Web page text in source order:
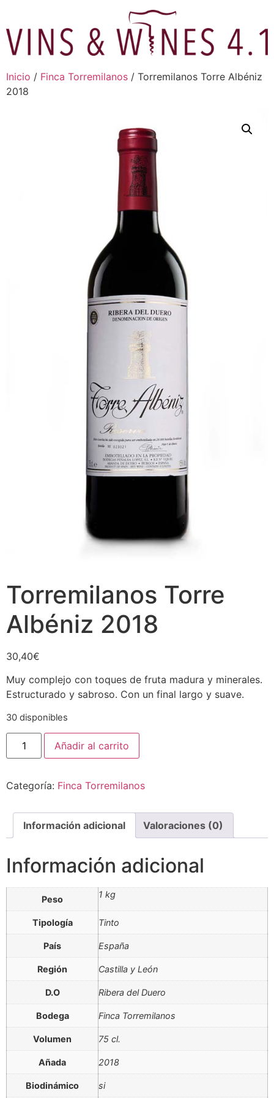
contenido
Inicio / Finca Torremilanos / Torremilanos Torre Albéniz
2018
Torremilanos Torre
Albéniz 2018
30,40€
Muy complejo con toques de fruta madura y minerales.
Estructurado y sabroso. Con un final largo y suave.
30 disponibles
Torremilanos
Torre
Albéniz
Añadir al carrito
Categoría: Finca Torremilanos
Información adicional Valoraciones (0)
Información adicional
Peso 1 kg
Tipología Tinto
País España
Región Castilla y León
D.O Ribera del Duero
Bodega Finca Torremilanos
Volumen 75 cl.
Añada 2018
Biodinámico si